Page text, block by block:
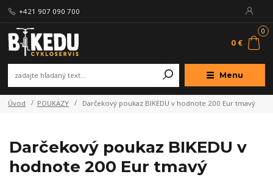
Menu
+421 907 090 700
0
0 €
Úvod POUKAZY Darčekový poukaz BIKEDU v hodnote 200 Eur tmavý
Darčekový poukaz BIKEDU v
hodnote 200 Eur tmavý